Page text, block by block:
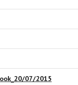
07/2015